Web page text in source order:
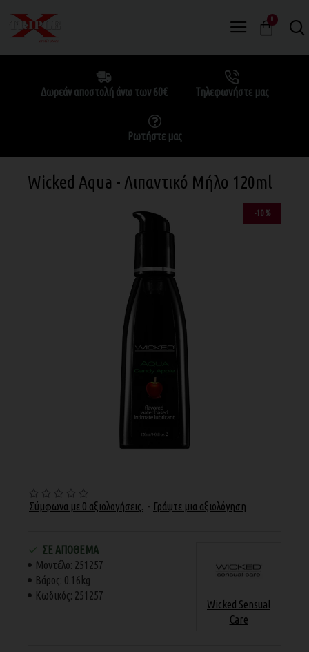
0
Δωρεάν αποστολή άνω των 60€ Τηλεφωνήστε μας
Ρωτήστε μας
Wicked Aqua - Λιπαντικό Μήλο 120ml
-10 %
Σύμφωνα με 0 αξιολογήσεις. - Γράψτε μια αξιολόγηση
ΣΕ ΑΠΌΘΕΜΑ
Μοντέλο: 251257
Βάρος: 0.16kg
Κωδικός: 251257
Wicked Sensual
Care